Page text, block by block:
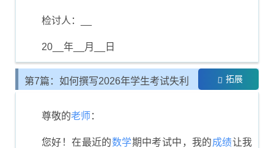
检讨人：__
20__年__月__日
第7篇：如何撰写2026年学生考试失利 拓展
尊敬的老师 ：
您好！在最近的数学期中考试中，我的成绩让我